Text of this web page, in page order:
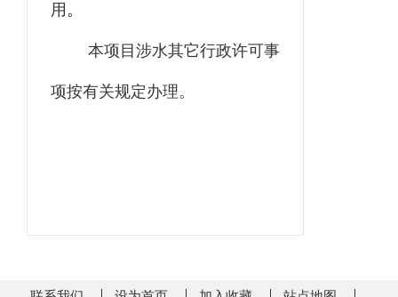
用 。
本项目涉水其它行政许可事
项按有关规定办理。